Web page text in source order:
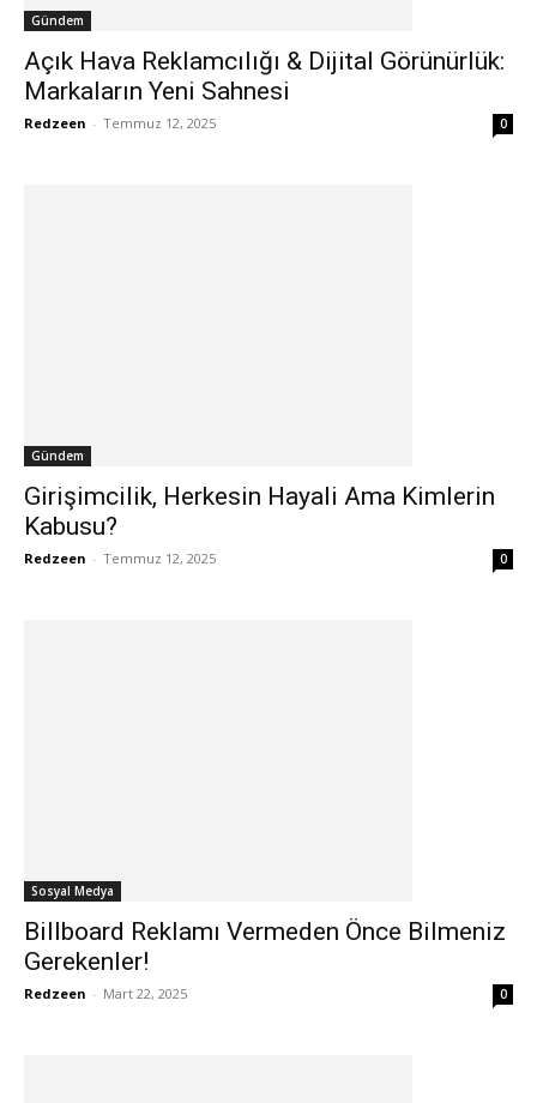
Gündem
Açık Hava Reklamcılığı & Dijital Görünürlük:
Markaların Yeni Sahnesi
Redzeen - Temmuz 12, 2025 0
Gündem
Girişimcilik, Herkesin Hayali Ama Kimlerin
Kabusu?
Redzeen - Temmuz 12, 2025 0
Sosyal Medya
Billboard Reklamı Vermeden Önce Bilmeniz
Gerekenler!
Redzeen - Mart 22, 2025 0